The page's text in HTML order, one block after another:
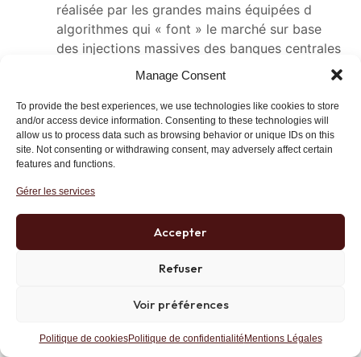
Manage Consent
To provide the best experiences, we use technologies like cookies to store
and/or access device information. Consenting to these technologies will
allow us to process data such as browsing behavior or unique IDs on this
site. Not consenting or withdrawing consent, may adversely affect certain
features and functions.
Gérer les services
Accepter
Refuser
Voir préférences
Politique de cookiesPolitique de confidentialité Mentions Légales
réalisée par les grandes mains équipées d
algorithmes qui « font » le marché sur base
des injections massives des banques centrales
Qu’en sera-t -il demain, lorsque l’overdose sera
atteinte ?
Certains et pas des moindres pensent à une
chute de 50% dans ce cas quid de votre
performance ? Heureusement vous avez de l’or
mais tout de même la perf. globale risque
Lien
1 février 2024 at 14 h 45 min
Performance au 31 janvier 2024 : Portefeuille